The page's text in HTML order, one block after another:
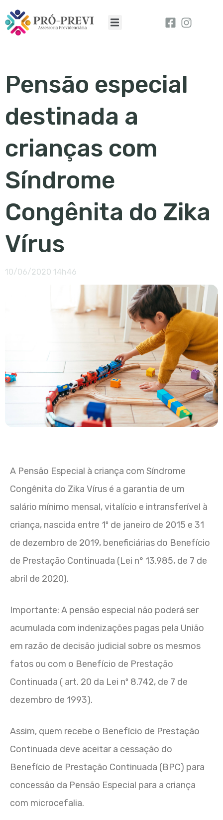
Pensão especial
destinada a
crianças com
Síndrome
Congênita do Zika
Vírus
10/06/2020 14h46
A Pensão Especial à criança com Síndrome
Congênita do Zika Vírus é a garantia de um
salário mínimo mensal, vitalício e intransferível à
criança, nascida entre 1º de janeiro de 2015 e 31
de dezembro de 2019, beneficiárias do Benefício
de Prestação Continuada (Lei n° 13.985, de 7 de
abril de 2020).
Importante: A pensão especial não poderá ser
acumulada com indenizações pagas pela União
em razão de decisão judicial sobre os mesmos
fatos ou com o Benefício de Prestação
Continuada ( art. 20 da Lei nº 8.742, de 7 de
dezembro de 1993).
Assim, quem recebe o Benefício de Prestação
Continuada deve aceitar a cessação do
Benefício de Prestação Continuada (BPC) para
concessão da Pensão Especial para a criança
com microcefalia.